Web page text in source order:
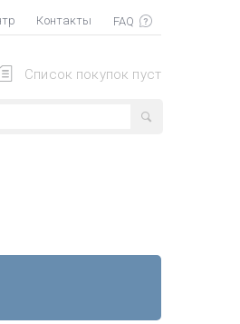
Контакты
Список покупок пуст